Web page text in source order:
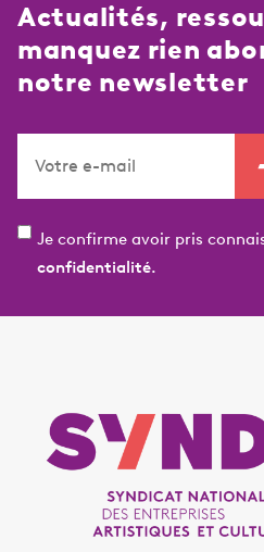
Actualités,
manquez rien
notre newsletter
Je confirme avoir pris
confidentialité.